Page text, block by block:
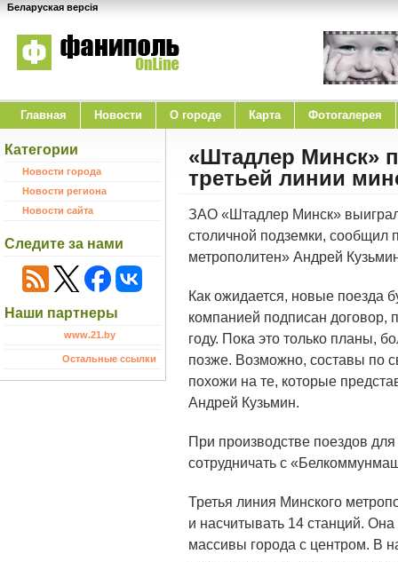
Беларуская версія
Главная Новости O городе Карта Фотогалерея
Категории
Новости города
Новости региона
Новости сайта
Следите за нами
Наши партнеры
www.21.by
Остальные ссылки
«Штадлер Минск»
третьей линии
ЗАО «Штадлер Минск»
столичной подземки, сообщил
метрополитен» Андрей
Как ожидается, новые поезда
компанией подписан договор,
году. Пока это только планы,
позже. Возможно, составы по
похожи на те, которые
Андрей Кузьмин.
При производстве поездов
сотрудничать с
Третья линия Минского
и насчитывать 14 станций.
массивы города с центром. В